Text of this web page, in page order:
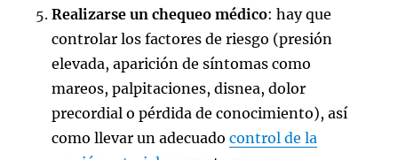
Realizarse un chequeo médico: hay que
controlar los factores de riesgo (presión
elevada, aparición de síntomas como
mareos, palpitaciones, disnea, dolor
precordial o pérdida de conocimiento), así
como llevar un adecuadocontrol de la